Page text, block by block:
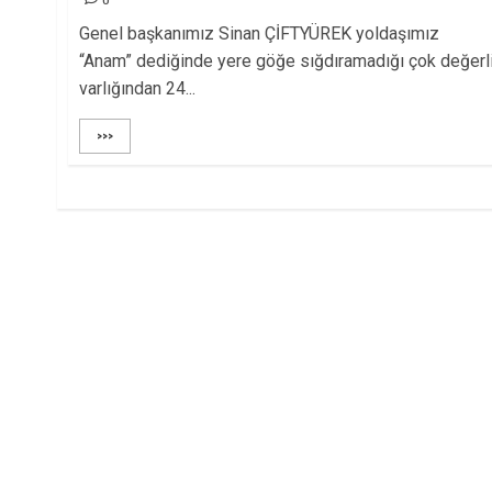
Genel başkanımız Sinan ÇİFTYÜREK yoldaşımız
“Anam” dediğinde yere göğe sığdıramadığı çok
varlığından 24...
>>>